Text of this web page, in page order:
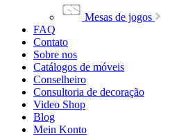
Mesas de jogos
FAQ
Contato
Sobre nos
Catálogos de móveis
Conselheiro
Consultoria de decoração
Video Shop
Blog
Mein Konto